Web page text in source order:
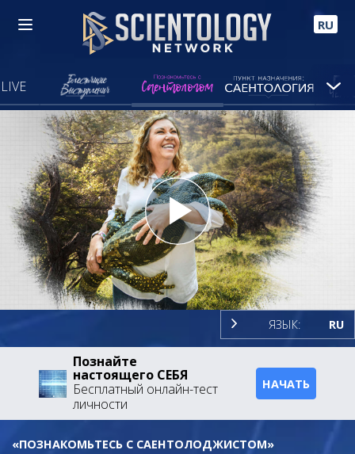
RU
LIVE
Play
Video
ЯЗЫК: RU
Познайте
настоящего СЕБЯ
Бесплатный онлайн-тест
личности
НАЧАТЬ
«ПОЗНАКОМЬТЕСЬ С САЕНТОЛОДЖИСТОМ»